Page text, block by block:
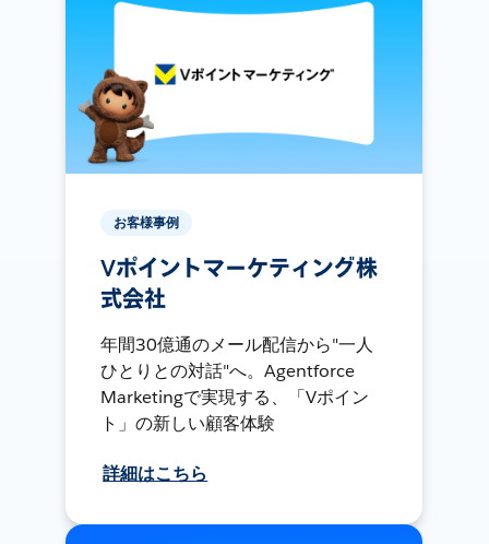
お客様事例
Vポイントマーケティング株
式会社
年間30億通のメール配信から"一人
ひとりとの対話"へ。Agentforce
Marketingで実現する、「Vポイン
ト」の新しい顧客体験
詳細はこちら